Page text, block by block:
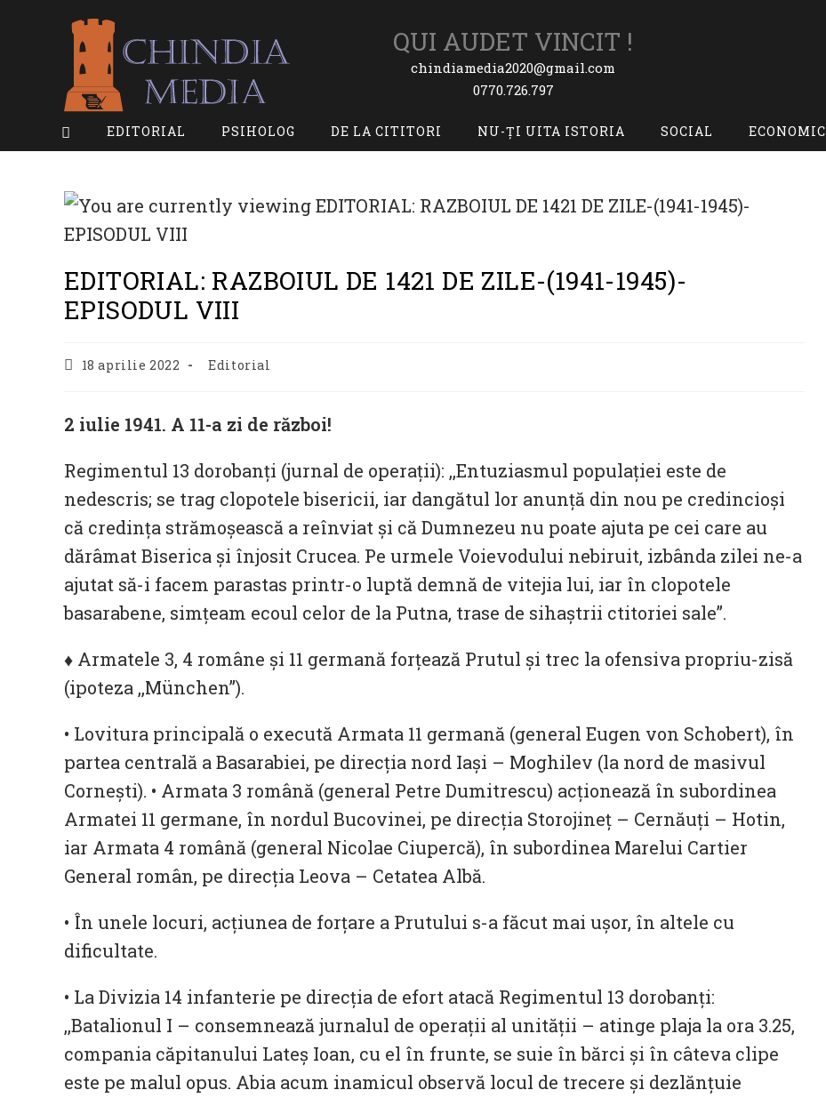
QUI AUDET VINCIT !
chindiamedia2020@gmail.com
0770.726.797
EDITORIAL PSIHOLOG DE LA CITITORI NU-ȚI UITA ISTORIA SOCIAL ECONOMIC
EDITORIAL: RAZBOIUL DE 1421 DE ZILE-(1941-1945)-
EPISODUL VIII
Post18 aprilie 2022
Post
Editorial
2 iulie 1941. A 11-a zi de război!
Regimentul 13 dorobanţi (jurnal de operaţii): ,,Entuziasmul populaţiei este de
nedescris; se trag clopotele bisericii, iar dangătul lor anunţă din nou pe credincioşi
că credinţa strămoşească a reînviat şi că Dumnezeu nu poate ajuta pe cei care au
dărâmat Biserica şi înjosit Crucea. Pe urmele Voievodului nebiruit, izbânda zilei ne-a
ajutat să-i facem parastas printr-o luptă demnă de vitejia lui, iar în clopotele
basarabene, simţeam ecoul celor de la Putna, trase de sihaştrii ctitoriei sale”.
♦ Armatele 3, 4 române și 11 germană forțează Prutul și trec la ofensiva propriu-zisă
(ipoteza ,,München”).
• Lovitura principală o execută Armata 11 germană (general Eugen von Schobert), în
partea centrală a Basarabiei, pe direcția nord Iași – Moghilev (la nord de masivul
Corneşti). • Armata 3 română (general Petre Dumitrescu) acţionează în subordinea
Armatei 11 germane, în nordul Bucovinei, pe direcţia Storojineţ – Cernăuţi – Hotin,
iar Armata 4 română (general Nicolae Ciupercă), în subordinea Marelui Cartier
General român, pe direcţia Leova – Cetatea Albă.
• În unele locuri, acțiunea de forțare a Prutului s-a făcut mai ușor, în altele cu
dificultate.
• La Divizia 14 infanterie pe direcţia de efort atacă Regimentul 13 dorobanţi:
,,Batalionul I – consemnează jurnalul de operaţii al unităţii – atinge plaja la ora 3.25,
compania căpitanului Lateș Ioan, cu el în frunte, se suie în bărci și în câteva clipe
este pe malul opus. Abia acum inamicul observă locul de trecere și dezlănțuie